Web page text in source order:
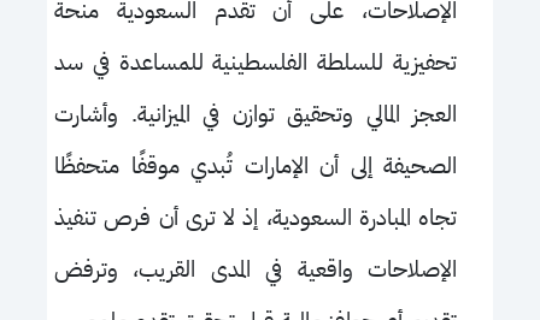
الإصلاحات، على أن تقدم السعودية منحة
تحفيزية للسلطة الفلسطينية للمساعدة في سد
العجز المالي وتحقيق توازن في الميزانية. وأشارت
الصحيفة إلى أن الإمارات تُبدي موقفًا متحفظًا
تجاه المبادرة السعودية، إذ لا ترى أن فرص تنفيذ
الإصلاحات واقعية في المدى القريب، وترفض